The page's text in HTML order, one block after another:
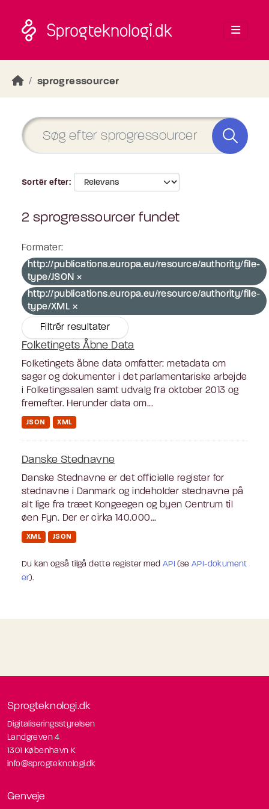
sprogressourcer
Sortér efter
2 sprogressourcer fundet
Formater:
http://publications.europa.eu/resource/authority/file-
type/JSON
http://publications.europa.eu/resource/authority/file-
type/XML
Filtrér resultater
Folketingets Åbne Data
Folketingets åbne data omfatter: metadata om
sager og dokumenter i det parlamentariske arbejde
i Folketingssalen samt udvalg fra oktober 2013 og
fremefter. Herunder data om...
JSON XML
Danske Stednavne
Danske Stednavne er det officielle register for
stednavne i Danmark og indeholder stednavne på
alt lige fra træet Kongeegen og byen Centrum til
øen Fyn. Der er cirka 140.000...
XML JSON
Du kan også tilgå dette register med API (seAPI-dokument
er).
Sprogteknologi.dk
Digitaliseringsstyrelsen
Landgreven 4
1301 København K
info@sprogteknologi.dk
Genveje